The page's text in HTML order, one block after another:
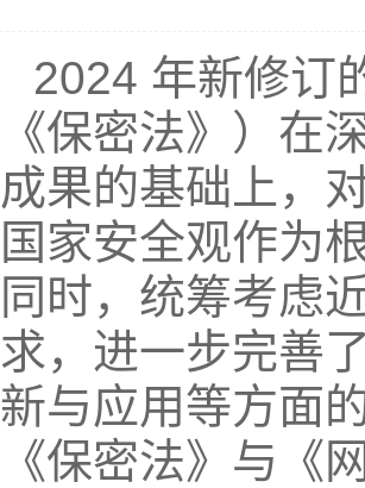
2024 年新修订
《保密法》）在
成果的基础上，
国家安全观作为
同时，统筹考虑
求，进一步完善
新与应用等方面
《保密法》与《